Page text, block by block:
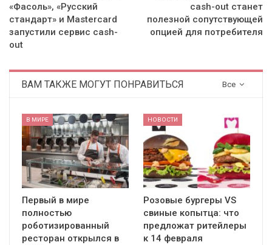
«Фасоль», «Русский
стандарт» и Mastercard
запустили сервис сash-
out
cash-out станет
полезной сопутствующей
опцией для потребителя
Все
ВАМ ТАКЖЕ МОГУТ ПОНРАВИТЬСЯ
В МИРЕ
Первый в мире
полностью
роботизированный
ресторан открылся в
НОВОСТИ
Розовые бургеры VS
свиные копытца: что
предложат ритейлеры
к 14 февраля